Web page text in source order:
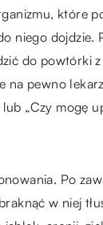
które
niego dojdzie.
do powtórki
na pewno
lub „Czy mogę
Po
w niej